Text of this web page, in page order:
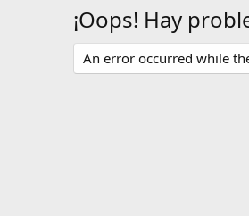
¡Oops! Hay
An error occurred while